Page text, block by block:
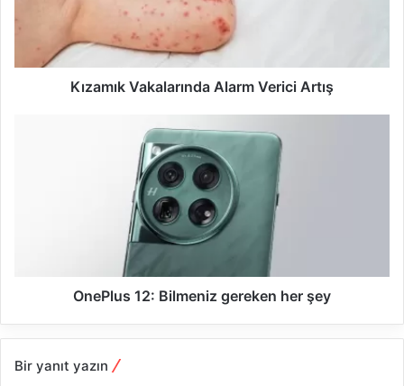
Kızamık Vakalarında Alarm Verici Artış
OnePlus 12: Bilmeniz gereken her şey
Bir yanıt yazın